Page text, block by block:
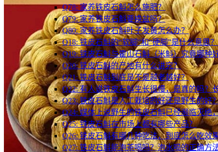
Q78: 家养铁皮石斛怎么施肥？
Q79: 家养铁皮石斛要换盆吗？
Q80: 家养铁皮石斛叶子发黄怎么办？
Q18: 铁皮石斛的“软脚”和“硬脚”是什么意思
Q19: 铁皮石斛与霍山石斛（米斛）究竟哪种
Q20: 铁皮石斛的产地有什么讲究？
Q21: 铁皮石斛到底是不是越老越好？
Q22: 有人说铁皮石斛生长很慢，是真的吗？
Q23: 铁皮石斛是人工栽培的好还是野生的好
Q24: 媒体上说野生的铁皮石斛已经濒临灭绝
Q25: 铁皮石斛在市场上都有哪些产品？
Q26: 铁皮石斛有哪几种吃法，到底怎么吃效
Q27: 铁皮石斛能泡茶喝吗？泡水喝的正确方